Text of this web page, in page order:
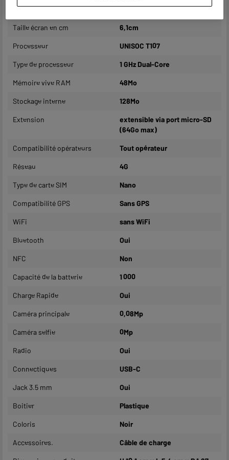
Taille écran en pouces 2,4"
Taille écran en cm 6,1cm
Processeur UNISOC T107
Type de processeur 1 GHz Dual-Core
Mémoire vive RAM 48Mo
Stockage interne 128Mo
Extension
extensible via port micro-SD
(64Go max)
Compatibilité opérateurs Tout opérateur
Réseau 4G
Type de carte SIM Nano
Compatibilité GPS Sans GPS
WiFi sans WiFi
Bluetooth Oui
NFC Non
Capacité de la batterie 1 000
Charge Rapide Oui
Caméra principale 0,08Mp
Caméra selfie 0Mp
Radio Oui
Connectiques USB-C
Jack 3.5 mm Oui
Boitier Plastique
Coloris Noir
Accessoires. Câble de charge